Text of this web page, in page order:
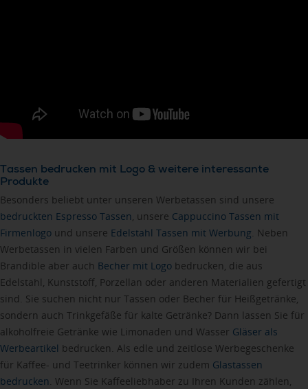
Tassen bedrucken mit Logo & weitere interessante
Produkte
Besonders beliebt unter unseren Werbetassen sind unsere
bedruckten Espresso Tassen, unsere Cappuccino Tassen mit
Firmenlogo und unsere Edelstahl Tassen mit Werbung. Neben
Werbetassen in vielen Farben und Größen können wir bei
Brandible aber auch Becher mit Logo bedrucken, die aus
Edelstahl, Kunststoff, Porzellan oder anderen Materialien gefertigt
sind. Sie suchen nicht nur Tassen oder Becher für Heißgetränke,
sondern auch Trinkgefäße für kalte Getränke? Dann lassen Sie für
alkoholfreie Getränke wie Limonaden und Wasser Gläser als
Werbeartikel bedrucken. Als edle und zeitlose Werbegeschenke
für Kaffee- und Teetrinker können wir zudem Glastassen
bedrucken. Wenn Sie Kaffeeliebhaber zu Ihren Kunden zählen,